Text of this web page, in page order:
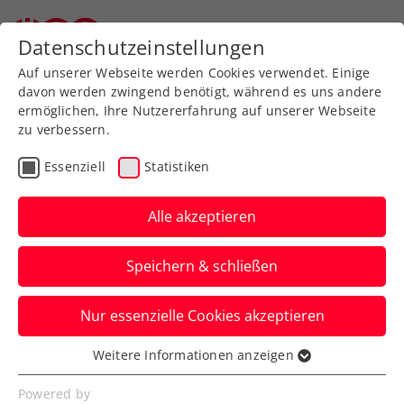
Aktuelle News
News filtern
Datenschutzeinstellungen
Auf unserer Webseite werden Cookies verwendet. Einige
davon werden zwingend benötigt, während es uns andere
ermöglichen, Ihre Nutzererfahrung auf unserer Webseite
zu verbessern.
Essenziell Statistiken
Alle akzeptieren
Speichern & schließen
Nur essenzielle Cookies akzeptieren
Essenziell
Essenzielle Cookies werden für grundlegende
Weitere Informationen anzeigen
Powered by